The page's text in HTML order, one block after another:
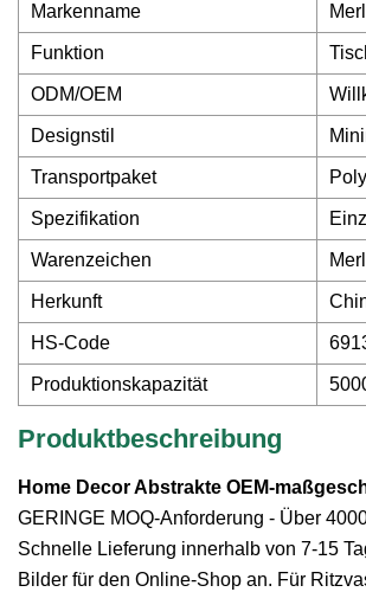
Markenname
Funktion
ODM/OEM
Designstil
Transportpaket
Spezifikation
Warenzeichen
Herkunft
HS-Code
Produktionskapazität
Produktbeschreibung
Home Decor Abstrakte OEM-
GERINGE MOQ-Anforderung - Über
Schnelle Lieferung innerhalb von 7-15
Bilder für den Online-Shop an. Für